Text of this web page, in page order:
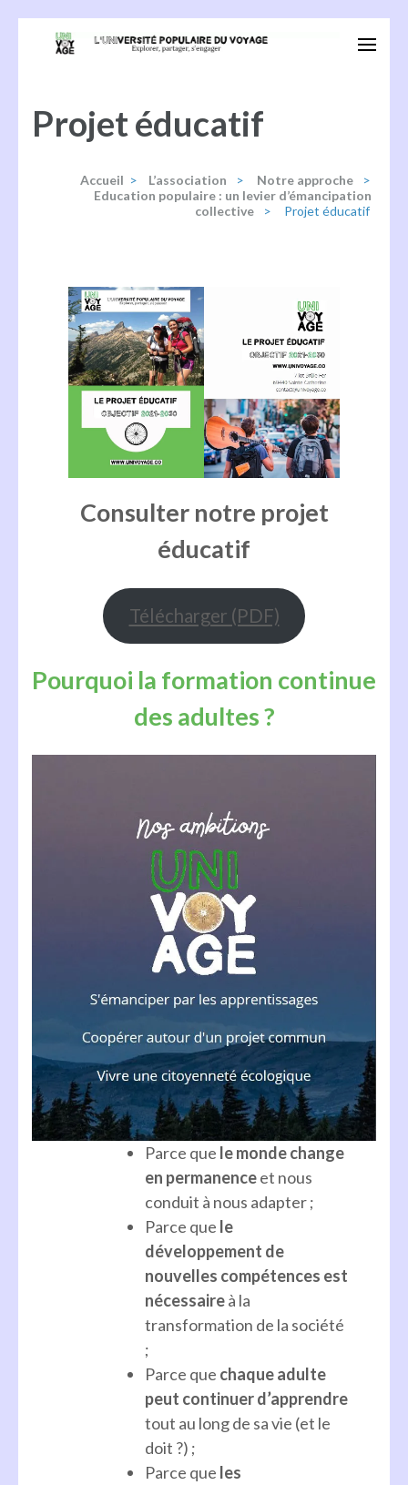
Entrée)
Projet éducatif
Accueil > L’association > Notre approche
>
Education populaire : un levier d’émancipation
collective
> Projet éducatif
Consulter notre projet
éducatif
Télécharger (PDF)
Pourquoi la formation continue
des adultes ?
Parce que le monde change
en permanenceet nous
conduit à nous adapter ;
Parce que le
développement de
nouvelles compétences est
nécessaireà la
transformation de la société
;
Parce que chaque adulte
peut continuer d’apprendre
tout au long de sa vie (et le
doit ?) ;
Parce que les